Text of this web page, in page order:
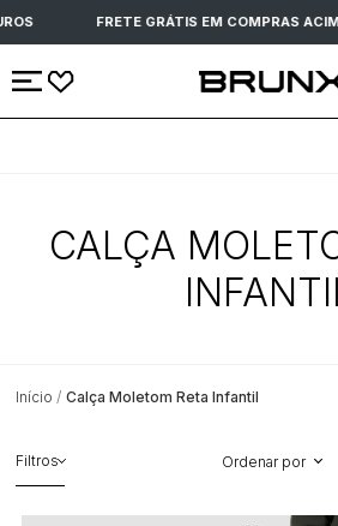
FRETE GRÁTIS EM COMPRAS
CALÇA
Início Calça Moletom Reta Infantil
Filtros Ordenar por